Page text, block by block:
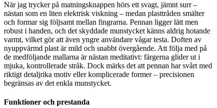
När jag trycker på matningsknappen hörs ett svagt, jämnt surr –
nästan som en liten elektrisk viskning – medan plasttråden smälter
och formar sig följsamt mellan fingrarna. Pennan ligger lätt men
robust i handen, och det skyddade munstycket känns aldrig hotande
varmt, vilket gör att även yngre användare vågar testa. Doften av
nyuppvärmd plast är mild och snabbt övergående. Att följa med på
de medföljande mallarna är nästan meditativt: färgerna glider ut i
mjuka, kontrollerade stråk. Dock märks det att pennan har svårt med
riktigt detaljrika motiv eller komplicerade former – precisionen
begränsas av det enkla munstycket.
Funktioner och prestanda